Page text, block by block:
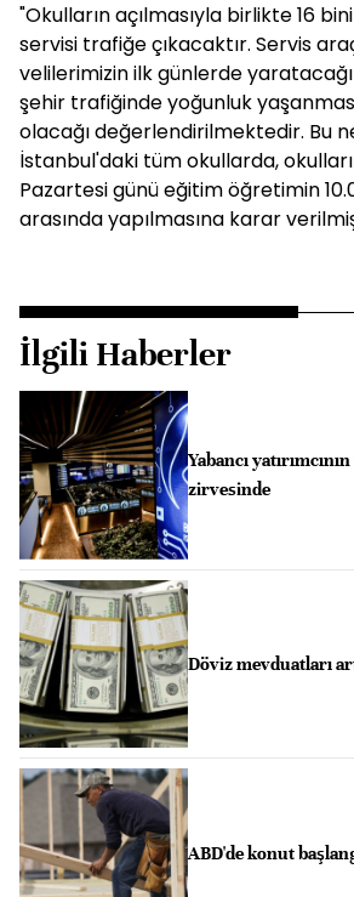
"Okulların açılmasıyla birlikte 16
servisi trafiğe çıkacaktır. Servis
velilerimizin ilk günlerde
şehir trafiğinde yoğunluk
olacağı değerlendirilmektedir. Bu
İstanbul'daki tüm okullarda,
Pazartesi günü eğitim öğretimin
arasında yapılmasına karar
İlgili Haberler
Yabancı
zirvesinde
Döviz mevduatları
ABD'de konut